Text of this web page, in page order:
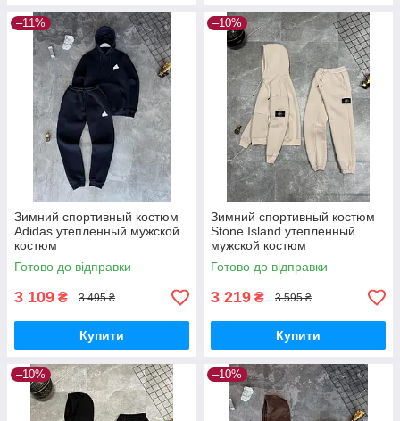
–11%
Зимний спортивный костюм
Adidas утепленный мужской
костюм
Готово до відправки
3 109 ₴ 3 495 ₴
Купити
–10%
Зимний спортивный костюм
Stone Island утепленный
мужской костюм
Готово до відправки
3 219 ₴ 3 595 ₴
Купити
–10% –10%